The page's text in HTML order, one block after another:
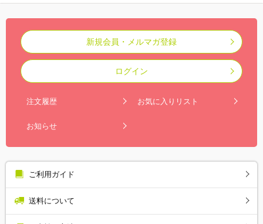
新規会員・メルマガ登録
ログイン
注文履歴 お気に入りリスト
お知らせ
ご利用ガイド
送料について